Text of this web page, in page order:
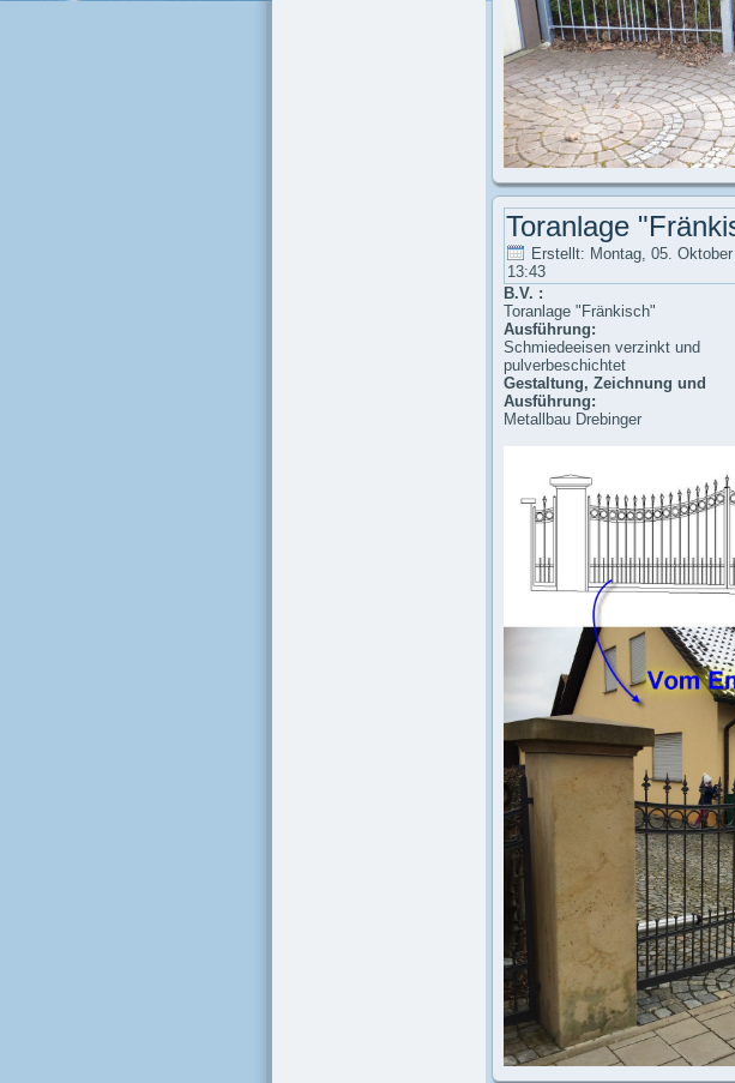
Toranlage
Erstellt: Montag, 05.
13:43
B.V. :
Toranlage "Fränkisch"
Ausführung:
Schmiedeeisen verzinkt und
pulverbeschichtet
Gestaltung, Zeichnung und
Ausführung:
Metallbau Drebinger